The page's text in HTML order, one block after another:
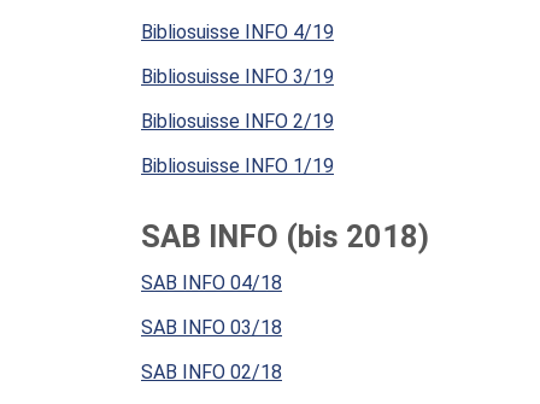
Bibliosuisse INFO 4/19
Bibliosuisse INFO 3/19
Bibliosuisse INFO 2/19
Bibliosuisse INFO 1/19
SAB INFO (bis 2018)
SAB INFO 04/18
SAB INFO 03/18
SAB INFO 02/18